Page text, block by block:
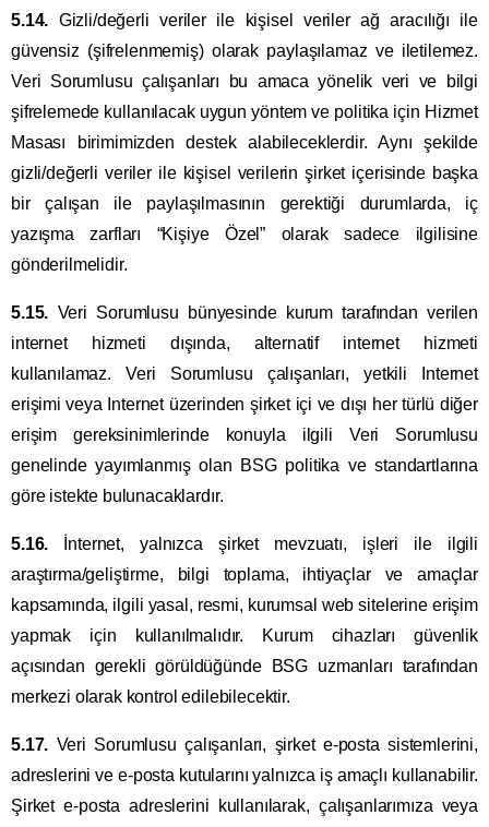
5.14. Gizli/değerli veriler ile kişisel veriler ağ aracılığı ile
güvensiz (şifrelenmemiş) olarak paylaşılamaz ve iletilemez.
Veri Sorumlusu çalışanları bu amaca yönelik veri ve bilgi
şifrelemede kullanılacak uygun yöntem ve politika için Hizmet
Masası birimimizden destek alabileceklerdir. Aynı şekilde
gizli/değerli veriler ile kişisel verilerin şirket içerisinde başka
bir çalışan ile paylaşılmasının gerektiği durumlarda, iç
yazışma zarfları “Kişiye Özel” olarak sadece ilgilisine
gönderilmelidir.
5.15. Veri Sorumlusu bünyesinde kurum tarafından verilen
internet hizmeti dışında, alternatif internet hizmeti
kullanılamaz. Veri Sorumlusu çalışanları, yetkili Internet
erişimi veya Internet üzerinden şirket içi ve dışı her türlü diğer
erişim gereksinimlerinde konuyla ilgili Veri Sorumlusu
genelinde yayımlanmış olan BSG politika ve standartlarına
göre istekte bulunacaklardır.
5.16. İnternet, yalnızca şirket mevzuatı, işleri ile ilgili
araştırma/geliştirme, bilgi toplama, ihtiyaçlar ve amaçlar
kapsamında, ilgili yasal, resmi, kurumsal web sitelerine erişim
yapmak için kullanılmalıdır. Kurum cihazları güvenlik
açısından gerekli görüldüğünde BSG uzmanları tarafından
merkezi olarak kontrol edilebilecektir.
5.17. Veri Sorumlusu çalışanları, şirket e-posta sistemlerini,
adreslerini ve e-posta kutularını yalnızca iş amaçlı kullanabilir.
Şirket e-posta adreslerini kullanılarak, çalışanlarımıza veya